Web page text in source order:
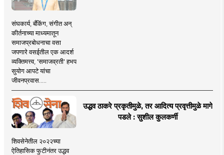
संघकार्य, बँकिंग, संगीत अन्
कीर्तनाच्या माध्यमातून
समाजप्रबोधनाचा वसा
जपणारे वसईतील एक आदर्श
व्यक्तिमत्त्व, 'समाजव्रती' हभप
सुयोग आपटे यांचा
जीवनप्रवास.....
उद्धव ठाकरे प्रकृतीमुळे, तर आदित्य प्रवृत्तीमुळे मागे
पडले : सुशील कुलकर्णी
शिवसेनेतील २०२२च्या
ऐतिहासिक फुटीनंतर उद्धव